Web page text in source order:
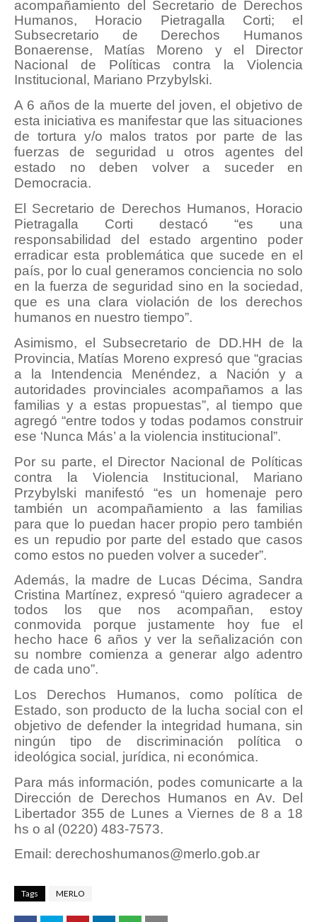
acompañamiento del Secretario de Derechos
Humanos, Horacio Pietragalla Corti; el
Subsecretario de Derechos Humanos
Bonaerense, Matías Moreno y el Director
Nacional de Políticas contra la Violencia
Institucional, Mariano Przybylski.
A 6 años de la muerte del joven, el objetivo de
esta iniciativa es manifestar que las situaciones
de tortura y/o malos tratos por parte de las
fuerzas de seguridad u otros agentes del
estado no deben volver a suceder en
Democracia.
El Secretario de Derechos Humanos, Horacio
Pietragalla Corti destacó “es una
responsabilidad del estado argentino poder
erradicar esta problemática que sucede en el
país, por lo cual generamos conciencia no solo
en la fuerza de seguridad sino en la sociedad,
que es una clara violación de los derechos
humanos en nuestro tiempo”.
Asimismo, el Subsecretario de DD.HH de la
Provincia, Matías Moreno expresó que “gracias
a la Intendencia Menéndez, a Nación y a
autoridades provinciales acompañamos a las
familias y a estas propuestas”, al tiempo que
agregó “entre todos y todas podamos construir
ese ‘Nunca Más’ a la violencia institucional”.
Por su parte, el Director Nacional de Políticas
contra la Violencia Institucional, Mariano
Przybylski manifestó “es un homenaje pero
también un acompañamiento a las familias
para que lo puedan hacer propio pero también
es un repudio por parte del estado que casos
como estos no pueden volver a suceder”.
Además, la madre de Lucas Décima, Sandra
Cristina Martínez, expresó “quiero agradecer a
todos los que nos acompañan, estoy
conmovida porque justamente hoy fue el
hecho hace 6 años y ver la señalización con
su nombre comienza a generar algo adentro
de cada uno”.
Los Derechos Humanos, como política de
Estado, son producto de la lucha social con el
objetivo de defender la integridad humana, sin
ningún tipo de discriminación política o
ideológica social, jurídica, ni económica.
Para más información, podes comunicarte a la
Dirección de Derechos Humanos en Av. Del
Libertador 355 de Lunes a Viernes de 8 a 18
hs o al (0220) 483-7573.
Email: derechoshumanos@merlo.gob.ar
Tags MERLO